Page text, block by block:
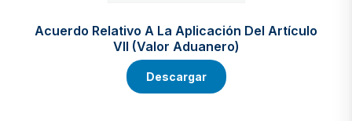
Acuerdo Relativo A La Aplicación Del Artículo
VII (valor Aduanero)
Descargar